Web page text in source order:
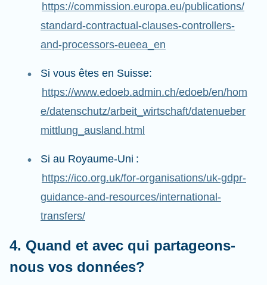
https://commission.europa.eu/publications/
standard-contractual-clauses-controllers-
and-processors-eueea_en
Si vous êtes en Suisse:
https://www.edoeb.admin.ch/edoeb/en/hom
e/datenschutz/arbeit_wirtschaft/datenueber
mittlung_ausland.html
Si au Royaume-Uni :
https://ico.org.uk/for-organisations/uk-gdpr-
guidance-and-resources/international-
transfers/
4. Quand et avec qui partageons-
nous vos données?